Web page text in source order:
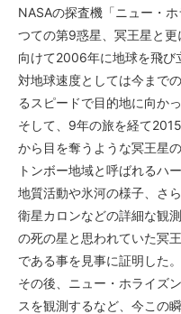
NASAの探査機「ニュー・
つての第9惑星、冥王星と
向けて2006年に地球を飛び
対地球速度としては今まで
るスピードで目的地に向かっ
そして、9年の旅を経て
から目を奪うような冥王星
トンボー地域と呼ばれるハ
地質活動や氷河の様子、さ
衛星カロンなどの詳細な観
の死の星と思われていた冥
である事を見事に証明した。
その後、ニュー・ホライズ
スを観測するなど、今この